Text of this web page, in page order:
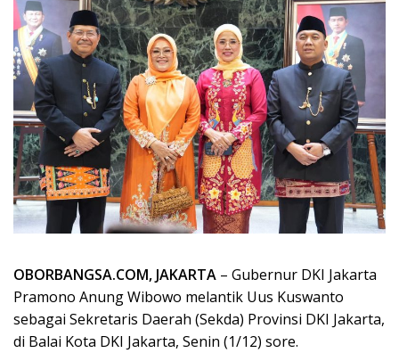
OBORBANGSA.COM, JAKARTA – Gubernur DKI Jakarta
Pramono Anung Wibowo melantik Uus Kuswanto
sebagai Sekretaris Daerah (Sekda) Provinsi DKI Jakarta,
di Balai Kota DKI Jakarta, Senin (1/12) sore.